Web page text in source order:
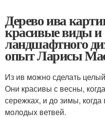
Дерево ива
красивые виды и
ландшафтного
опыт Ларисы
Из ив можно сделать
Они красивы с весны,
сережках, и до зимы,
молодых ветвей.